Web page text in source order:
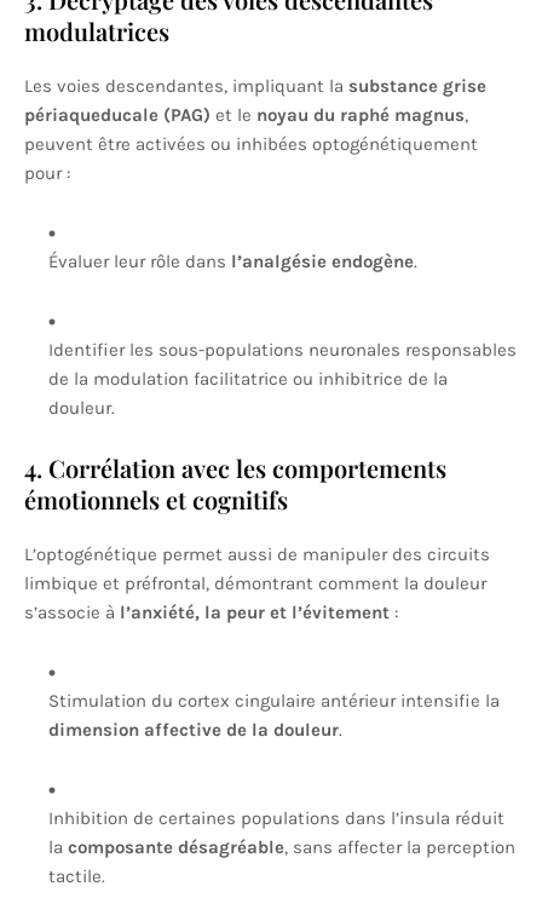
modulatrices
Les voies descendantes, impliquant la substance grise
périaqueducale (PAG) et le noyau du raphé magnus,
peuvent être activées ou inhibées optogénétiquement
pour :
Évaluer leur rôle dans l’analgésie endogène.
Identifier les sous-populations neuronales responsables
de la modulation facilitatrice ou inhibitrice de la
douleur.
4. Corrélation avec les comportements
émotionnels et cognitifs
L’optogénétique permet aussi de manipuler des circuits
limbique et préfrontal, démontrant comment la douleur
s’associe à l’anxiété, la peur et l’évitement :
Stimulation du cortex cingulaire antérieur intensifie la
dimension affective de la douleur.
Inhibition de certaines populations dans l’insula réduit
la composante désagréable, sans affecter la perception
tactile.